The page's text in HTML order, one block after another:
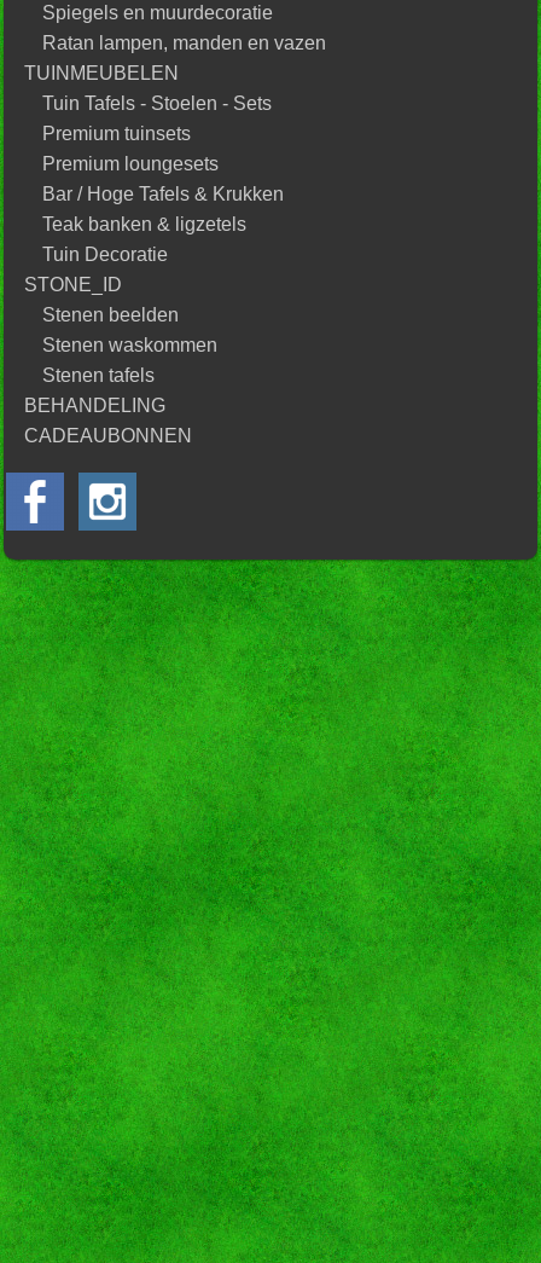
Spiegels en muurdecoratie
Ratan lampen, manden en vazen
TUINMEUBELEN
Tuin Tafels - Stoelen - Sets
Premium tuinsets
Premium loungesets
Bar / Hoge Tafels & Krukken
Teak banken & ligzetels
Tuin Decoratie
STONE_ID
Stenen beelden
Stenen waskommen
Stenen tafels
BEHANDELING
CADEAUBONNEN